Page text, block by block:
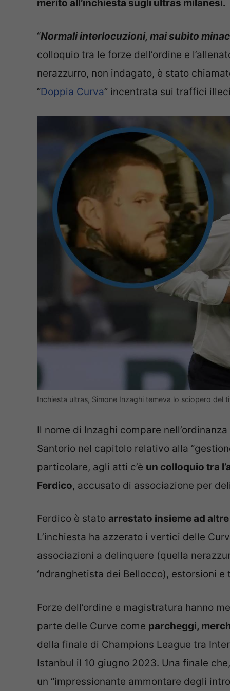
merito all’inchiesta sugli ultras milanesi.
“Normali interlocuzioni, mai subìto
colloquio tra le forze dell’ordine e
nerazzurro, non indagato, è stato
“Doppia Curva” incentrata sui traffici
Inchiesta ultras, Simone Inzaghi temeva lo sciopero del
Il nome di Inzaghi compare
Santorio nel capitolo relativo alla
particolare, agli atti c’è un colloquio tra
Ferdico, accusato di associazione per
Ferdico è stato arrestato insieme ad
L’inchiesta ha azzerato i vertici delle
associazioni a delinquere (quella
‘ndranghetista dei Bellocco), estorsioni
Forze dell’ordine e magistratura hanno
parte delle Curve come parcheggi,
della finale di Champions League tra
Istanbul il 10 giugno 2023. Una finale
un “impressionante ammontare degli